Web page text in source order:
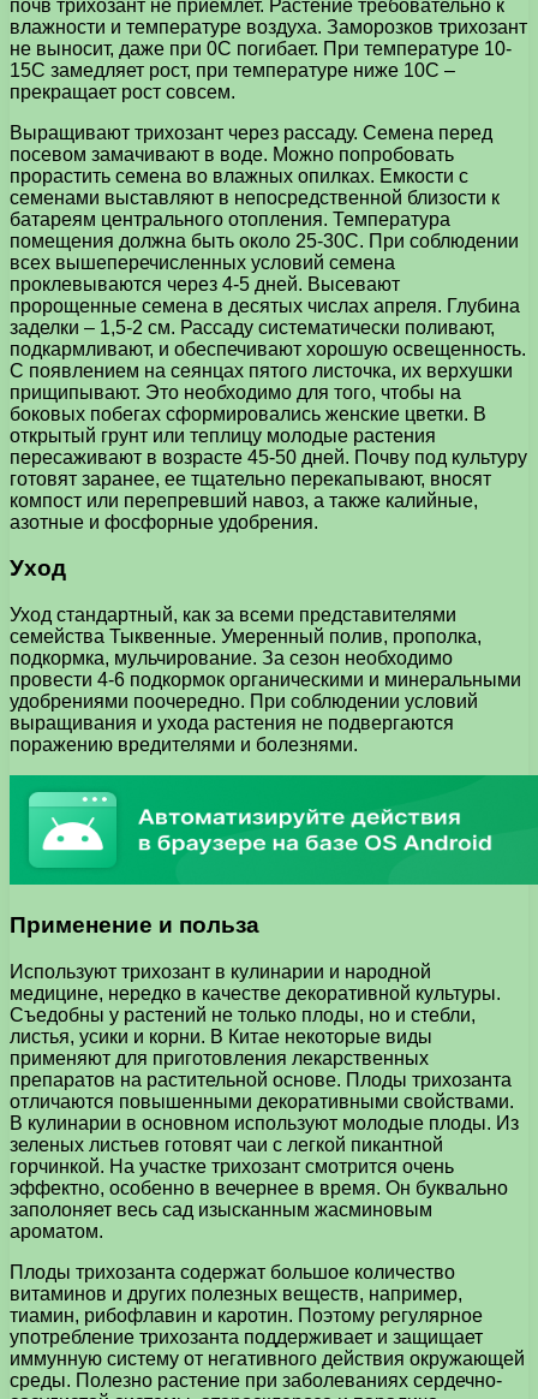
почв трихозант не приемлет. Растение требовательно к
влажности и температуре воздуха. Заморозков трихозант
не выносит, даже при 0С погибает. При температуре 10-
15С замедляет рост, при температуре ниже 10С –
прекращает рост совсем.
Выращивают трихозант через рассаду. Семена перед
посевом замачивают в воде. Можно попробовать
прорастить семена во влажных опилках. Емкости с
семенами выставляют в непосредственной близости к
батареям центрального отопления. Температура
помещения должна быть около 25-30С. При соблюдении
всех вышеперечисленных условий семена
проклевываются через 4-5 дней. Высевают
пророщенные семена в десятых числах апреля. Глубина
заделки – 1,5-2 см. Рассаду систематически поливают,
подкармливают, и обеспечивают хорошую освещенность.
С появлением на сеянцах пятого листочка, их верхушки
прищипывают. Это необходимо для того, чтобы на
боковых побегах сформировались женские цветки. В
открытый грунт или теплицу молодые растения
пересаживают в возрасте 45-50 дней. Почву под культуру
готовят заранее, ее тщательно перекапывают, вносят
компост или перепревший навоз, а также калийные,
азотные и фосфорные удобрения.
Уход
Уход стандартный, как за всеми представителями
семейства Тыквенные. Умеренный полив, прополка,
подкормка, мульчирование. За сезон необходимо
провести 4-6 подкормок органическими и минеральными
удобрениями поочередно. При соблюдении условий
выращивания и ухода растения не подвергаются
поражению вредителями и болезнями.
Применение и польза
Используют трихозант в кулинарии и народной
медицине, нередко в качестве декоративной культуры.
Съедобны у растений не только плоды, но и стебли,
листья, усики и корни. В Китае некоторые виды
применяют для приготовления лекарственных
препаратов на растительной основе. Плоды трихозанта
отличаются повышенными декоративными свойствами.
В кулинарии в основном используют молодые плоды. Из
зеленых листьев готовят чаи с легкой пикантной
горчинкой. На участке трихозант смотрится очень
эффектно, особенно в вечернее в время. Он буквально
заполоняет весь сад изысканным жасминовым
ароматом.
Плоды трихозанта содержат большое количество
витаминов и других полезных веществ, например,
тиамин, рибофлавин и каротин. Поэтому регулярное
употребление трихозанта поддерживает и защищает
иммунную систему от негативного действия окружающей
среды. Полезно растение при заболеваниях сердечно-